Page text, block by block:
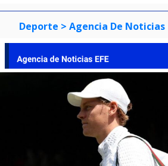
Deporte > Agencia De Noticias